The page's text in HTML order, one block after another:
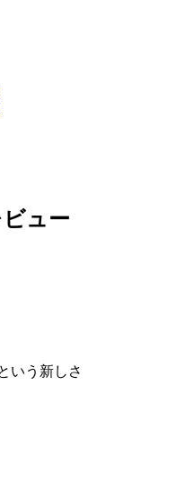
ュー
いう新しさ